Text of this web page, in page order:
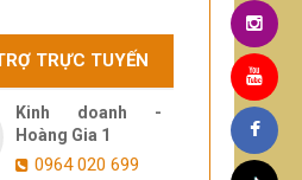
TRỰC TUYẾN
Kinh doanh -
Hoàng Gia 1
0964 020 699